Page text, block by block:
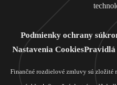
Podmienky ochrany
Nastavenia CookiesPravidlá
Finančné rozdielové zmluvy sú zložité